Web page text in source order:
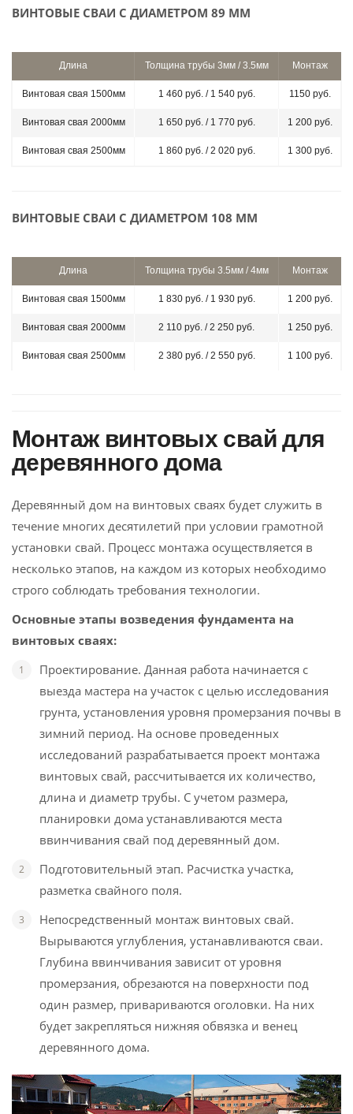
ВИНТОВЫЕ СВАИ С ДИАМЕТРОМ 89 ММ
Длина Толщина трубы 3мм / 3.5мм Монтаж
Винтовая свая 1500мм 1 460 руб. / 1 540 руб. 1150 руб.
Винтовая свая 2000мм 1 650 руб. / 1 770 руб. 1 200 руб.
Винтовая свая 2500мм 1 860 руб. / 2 020 руб. 1 300 руб.
ВИНТОВЫЕ СВАИ С ДИАМЕТРОМ 108 ММ
Длина Толщина трубы 3.5мм / 4мм Монтаж
Винтовая свая 1500мм 1 830 руб. / 1 930 руб. 1 200 руб.
Винтовая свая 2000мм 2 110 руб. / 2 250 руб. 1 250 руб.
Винтовая свая 2500мм 2 380 руб. / 2 550 руб. 1 100 руб.
Монтаж винтовых свай для
деревянного дома
Деревянный дом на винтовых сваях будет служить в
течение многих десятилетий при условии грамотной
установки свай. Процесс монтажа осуществляется в
несколько этапов, на каждом из которых необходимо
строго соблюдать требования технологии.
Основные этапы возведения фундамента на
винтовых сваях:
Проектирование. Данная работа начинается с
выезда мастера на участок с целью исследования
грунта, установления уровня промерзания почвы в
зимний период. На основе проведенных
исследований разрабатывается проект монтажа
винтовых свай, рассчитывается их количество,
длина и диаметр трубы. С учетом размера,
планировки дома устанавливаются места
ввинчивания свай под деревянный дом.
Подготовительный этап. Расчистка участка,
разметка свайного поля.
Непосредственный монтаж винтовых свай.
Вырываются углубления, устанавливаются сваи.
Глубина ввинчивания зависит от уровня
промерзания, обрезаются на поверхности под
один размер, привариваются оголовки. На них
будет закрепляться нижняя обвязка и венец
деревянного дома.